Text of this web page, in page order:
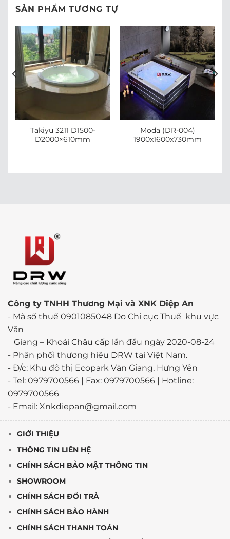
SẢN PHẨM TƯƠNG TỰ
Takiyu 3211 D1500-
D2000×610mm
Moda (DR-004)
1900x1600x730mm
Công ty TNHH Thương Mại và XNK Diệp An
- Mã số thuế 0901085048 Do Chi cục Thuế khu vực
Văn
Giang – Khoái Châu cấp lần đầu ngày 2020-08-24
- Phân phối thương hiêu DRW tại Việt Nam.
- Đ/c: Khu đô thị Ecopark Văn Giang, Hưng Yên
- Tel: 0979700566 | Fax: 0979700566 | Hotline:
0979700566
- Email: Xnkdiepan@gmail.com
GIỚI THIỆU
THÔNG TIN LIÊN HỆ
CHÍNH SÁCH BẢO MẬT THÔNG TIN
SHOWROOM
CHÍNH SÁCH ĐỔI TRẢ
CHÍNH SÁCH BẢO HÀNH
CHÍNH SÁCH THANH TOÁN